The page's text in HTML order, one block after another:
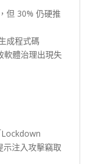
但 30% 仍硬推
成程式碼
軟體治理出現失
Lockdown
注入攻擊竊取